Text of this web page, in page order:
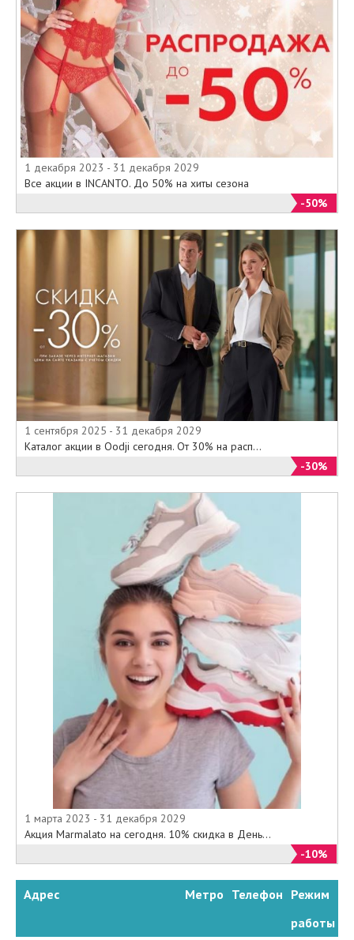
1 декабря 2023 - 31 декабря 2029
Все акции в INCANTO. До 50% на хиты сезона
-50%
1 сентября 2025 - 31 декабря 2029
Каталог акции в Oodji сегодня. От 30% на расп...
-30%
1 марта 2023 - 31 декабря 2029
Акция Marmalato на сегодня. 10% скидка в День...
-10%
Адрес Метро Телефон Режим
работы